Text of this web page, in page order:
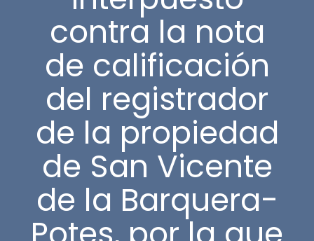
contra la nota
de calificación
del registrador
de la propiedad
de San Vicente
de la Barquera-